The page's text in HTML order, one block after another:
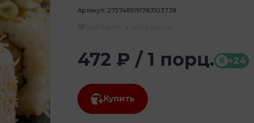
Артикул: 2757485191783103738
472 ₽ / 1 порц. б +24
Купить